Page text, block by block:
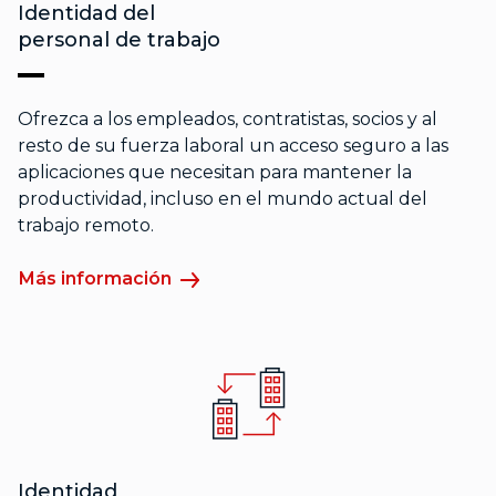
Identidad del
personal de trabajo
Ofrezca a los empleados, contratistas, socios y al
resto de su fuerza laboral un acceso seguro a las
aplicaciones que necesitan para mantener la
productividad, incluso en el mundo actual del
trabajo remoto.
Más información